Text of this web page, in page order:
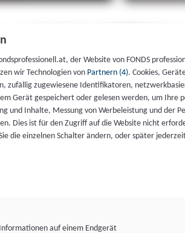
der Website von FONDS
wir Technologien von Partnern (4). Cookies,
zufällig zugewiesene Identifikatoren,
Gerät gespeichert oder gelesen werden, um Ihre
und Inhalte, Messung von Werbeleistung und der
Dies ist für den Zugriff auf die Website nicht
die einzelnen Schalter ändern, oder später
auf einem Endgerät